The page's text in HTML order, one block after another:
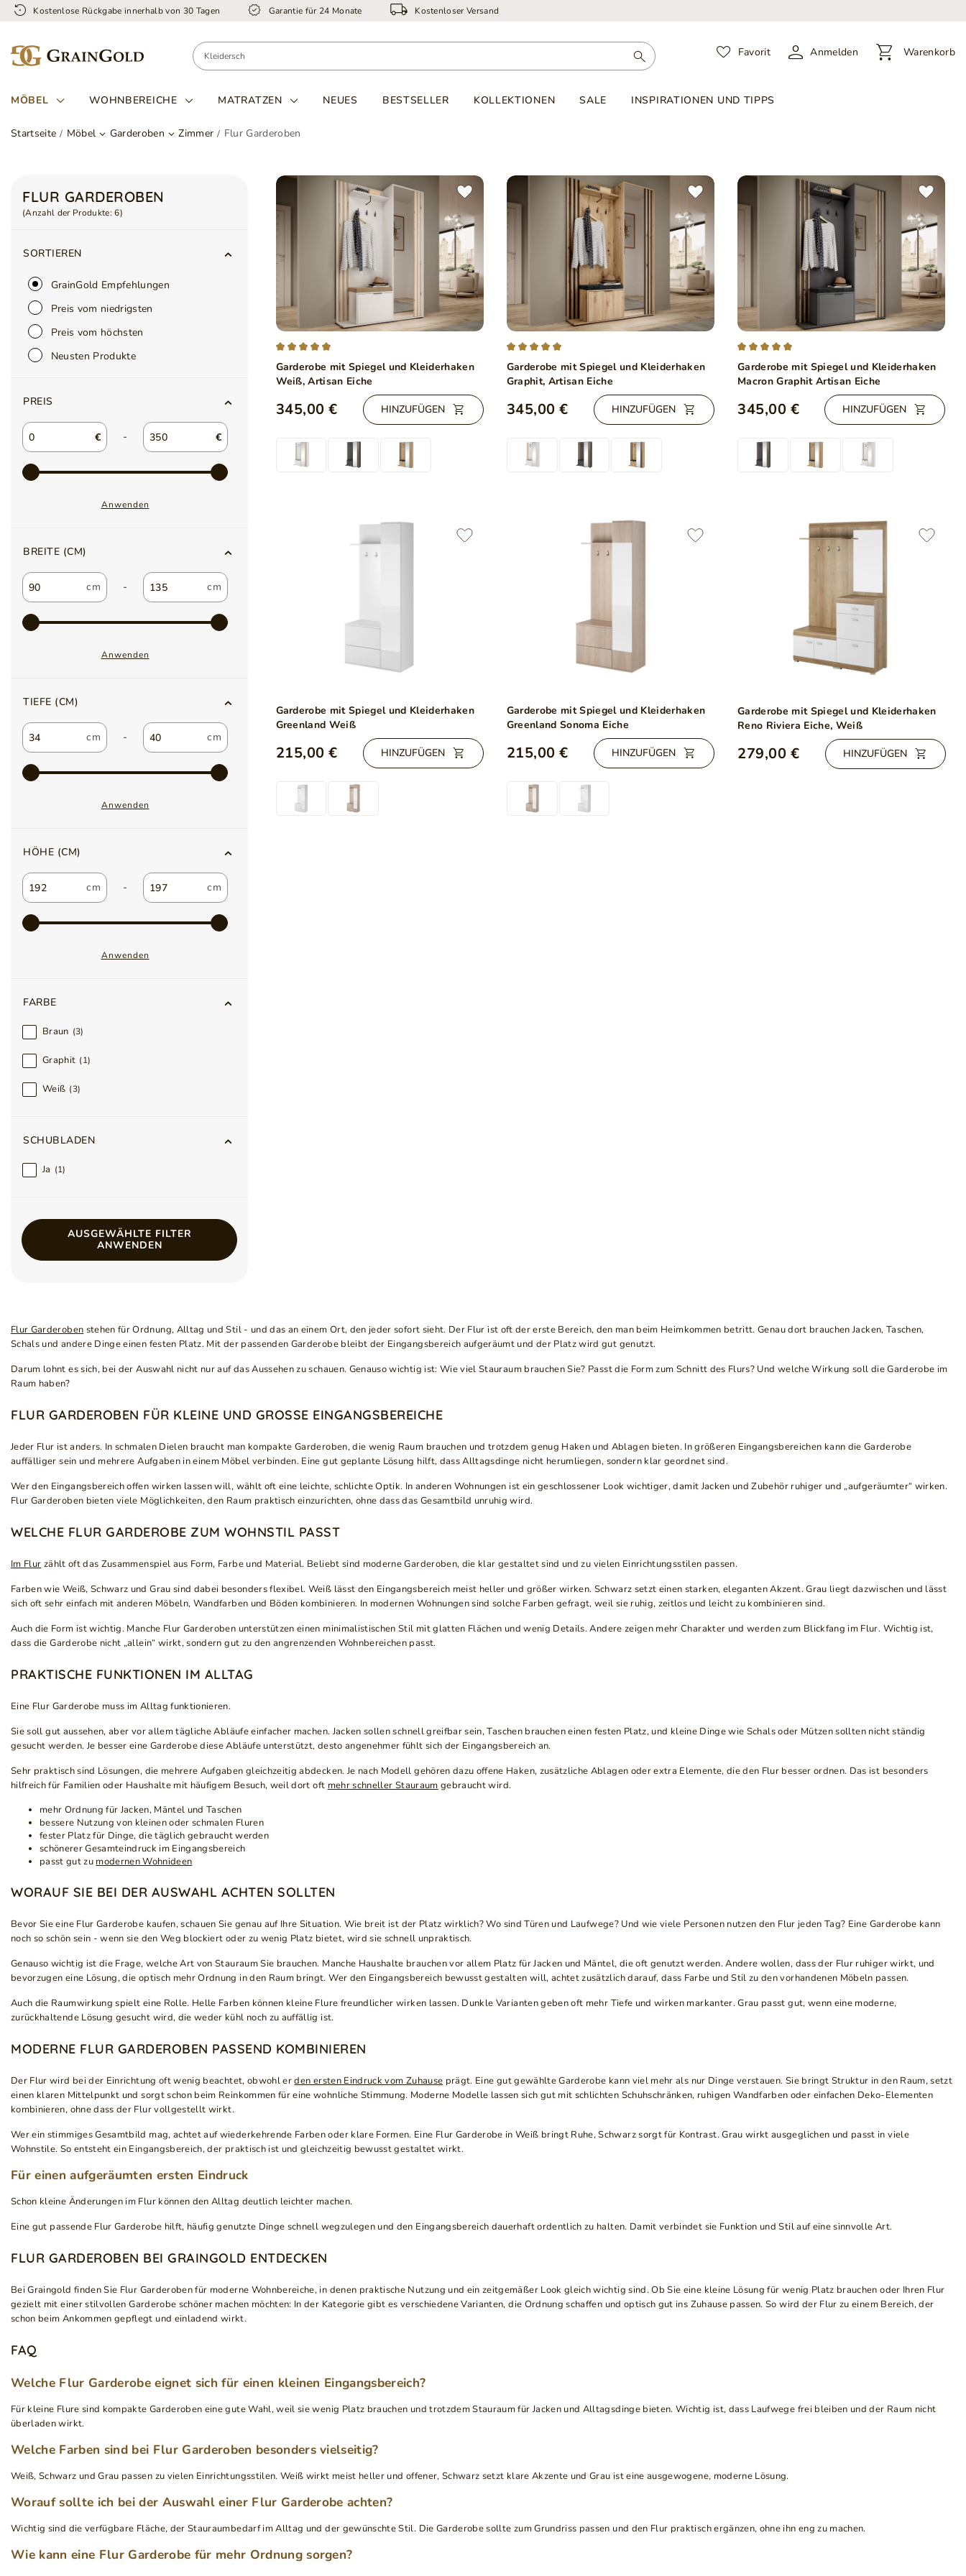
Kostenlose Rückgabe innerhalb von 30 Tagen Garantie für 24 Monate Kostenloser Versand
Favorit Anmelden Warenkorb
MÖBEL WOHNBEREICHE MATRATZEN NEUES BESTSELLER KOLLEKTIONEN SALE INSPIRATIONEN UND TIPPS
Startseite Möbel Garderoben Zimmer Flur Garderoben
FLUR GARDEROBEN
(Anzahl der Produkte:6)
SORTIEREN
GrainGold Empfehlungen
Preis vom niedrigsten
Preis vom höchsten
Neusten Produkte
PREIS
€ - €
Anwenden
BREITE (CM)
-
Anwenden
TIEFE (CM)
-
Anwenden
HÖHE (CM)
-
Anwenden
FARBE
Braun 3
Graphit 1
Weiß 3
SCHUBLADEN
Ja 1
AUSGEWÄHLTE FILTER
ANWENDEN
Garderobe mit Spiegel und Kleiderhaken
Weiß, Artisan Eiche
345,00 € HINZUFÜGEN
Garderobe mit Spiegel und Kleiderhaken
Graphit, Artisan Eiche
345,00 € HINZUFÜGEN
Garderobe mit Spiegel und Kleiderhaken
Macron Graphit Artisan Eiche
345,00 € HINZUFÜGEN
Garderobe mit Spiegel und Kleiderhaken
Greenland Weiß
215,00 € HINZUFÜGEN
Garderobe mit Spiegel und Kleiderhaken
Greenland Sonoma Eiche
215,00 € HINZUFÜGEN
Garderobe mit Spiegel und Kleiderhaken
Reno Riviera Eiche, Weiß
279,00 € HINZUFÜGEN
Flur Garderoben stehen für Ordnung, Alltag und Stil - und das an einem Ort, den jeder sofort sieht. Der Flur ist oft der erste Bereich, den man beim Heimkommen betritt. Genau dort brauchen Jacken, Taschen,
Schals und andere Dinge einen festen Platz. Mit der passenden Garderobe bleibt der Eingangsbereich aufgeräumt und der Platz wird gut genutzt.
Darum lohnt es sich, bei der Auswahl nicht nur auf das Aussehen zu schauen. Genauso wichtig ist: Wie viel Stauraum brauchen Sie? Passt die Form zum Schnitt des Flurs? Und welche Wirkung soll die Garderobe im
Raum haben?
FLUR GARDEROBEN FÜR KLEINE UND GROSSE EINGANGSBEREICHE
Jeder Flur ist anders. In schmalen Dielen braucht man kompakte Garderoben, die wenig Raum brauchen und trotzdem genug Haken und Ablagen bieten. In größeren Eingangsbereichen kann die Garderobe
auffälliger sein und mehrere Aufgaben in einem Möbel verbinden. Eine gut geplante Lösung hilft, dass Alltagsdinge nicht herumliegen, sondern klar geordnet sind.
Wer den Eingangsbereich offen wirken lassen will, wählt oft eine leichte, schlichte Optik. In anderen Wohnungen ist ein geschlossener Look wichtiger, damit Jacken und Zubehör ruhiger und „aufgeräumter“ wirken.
Flur Garderoben bieten viele Möglichkeiten, den Raum praktisch einzurichten, ohne dass das Gesamtbild unruhig wird.
WELCHE FLUR GARDEROBE ZUM WOHNSTIL PASST
Im Flur zählt oft das Zusammenspiel aus Form, Farbe und Material. Beliebt sind moderne Garderoben, die klar gestaltet sind und zu vielen Einrichtungsstilen passen.
Farben wie Weiß, Schwarz und Grau sind dabei besonders flexibel. Weiß lässt den Eingangsbereich meist heller und größer wirken. Schwarz setzt einen starken, eleganten Akzent. Grau liegt dazwischen und lässt
sich oft sehr einfach mit anderen Möbeln, Wandfarben und Böden kombinieren. In modernen Wohnungen sind solche Farben gefragt, weil sie ruhig, zeitlos und leicht zu kombinieren sind.
Auch die Form ist wichtig. Manche Flur Garderoben unterstützen einen minimalistischen Stil mit glatten Flächen und wenig Details. Andere zeigen mehr Charakter und werden zum Blickfang im Flur. Wichtig ist,
dass die Garderobe nicht „allein“ wirkt, sondern gut zu den angrenzenden Wohnbereichen passt.
PRAKTISCHE FUNKTIONEN IM ALLTAG
Eine Flur Garderobe muss im Alltag funktionieren.
Sie soll gut aussehen, aber vor allem tägliche Abläufe einfacher machen. Jacken sollen schnell greifbar sein, Taschen brauchen einen festen Platz, und kleine Dinge wie Schals oder Mützen sollten nicht ständig
gesucht werden. Je besser eine Garderobe diese Abläufe unterstützt, desto angenehmer fühlt sich der Eingangsbereich an.
Sehr praktisch sind Lösungen, die mehrere Aufgaben gleichzeitig abdecken. Je nach Modell gehören dazu offene Haken, zusätzliche Ablagen oder extra Elemente, die den Flur besser ordnen. Das ist besonders
hilfreich für Familien oder Haushalte mit häufigem Besuch, weil dort oft mehr schneller Stauraum gebraucht wird.
mehr Ordnung für Jacken, Mäntel und Taschen
bessere Nutzung von kleinen oder schmalen Fluren
fester Platz für Dinge, die täglich gebraucht werden
schönerer Gesamteindruck im Eingangsbereich
passt gut zu modernen Wohnideen
WORAUF SIE BEI DER AUSWAHL ACHTEN SOLLTEN
Bevor Sie eine Flur Garderobe kaufen, schauen Sie genau auf Ihre Situation. Wie breit ist der Platz wirklich? Wo sind Türen und Laufwege? Und wie viele Personen nutzen den Flur jeden Tag? Eine Garderobe kann
noch so schön sein - wenn sie den Weg blockiert oder zu wenig Platz bietet, wird sie schnell unpraktisch.
Genauso wichtig ist die Frage, welche Art von Stauraum Sie brauchen. Manche Haushalte brauchen vor allem Platz für Jacken und Mäntel, die oft genutzt werden. Andere wollen, dass der Flur ruhiger wirkt, und
bevorzugen eine Lösung, die optisch mehr Ordnung in den Raum bringt. Wer den Eingangsbereich bewusst gestalten will, achtet zusätzlich darauf, dass Farbe und Stil zu den vorhandenen Möbeln passen.
Auch die Raumwirkung spielt eine Rolle. Helle Farben können kleine Flure freundlicher wirken lassen. Dunkle Varianten geben oft mehr Tiefe und wirken markanter. Grau passt gut, wenn eine moderne,
zurückhaltende Lösung gesucht wird, die weder kühl noch zu auffällig ist.
MODERNE FLUR GARDEROBEN PASSEND KOMBINIEREN
Der Flur wird bei der Einrichtung oft wenig beachtet, obwohl erden ersten Eindruck vom Zuhause prägt. Eine gut gewählte Garderobe kann viel mehr als nur Dinge verstauen. Sie bringt Struktur in den Raum, setzt
einen klaren Mittelpunkt und sorgt schon beim Reinkommen für eine wohnliche Stimmung. Moderne Modelle lassen sich gut mit schlichten Schuhschränken, ruhigen Wandfarben oder einfachen Deko-Elementen
kombinieren, ohne dass der Flur vollgestellt wirkt.
Wer ein stimmiges Gesamtbild mag, achtet auf wiederkehrende Farben oder klare Formen. Eine Flur Garderobe in Weiß bringt Ruhe, Schwarz sorgt für Kontrast. Grau wirkt ausgeglichen und passt in viele
Wohnstile. So entsteht ein Eingangsbereich, der praktisch ist und gleichzeitig bewusst gestaltet wirkt.
Für einen aufgeräumten ersten Eindruck
Schon kleine Änderungen im Flur können den Alltag deutlich leichter machen.
Eine gut passende Flur Garderobe hilft, häufig genutzte Dinge schnell wegzulegen und den Eingangsbereich dauerhaft ordentlich zu halten. Damit verbindet sie Funktion und Stil auf eine sinnvolle Art.
FLUR GARDEROBEN BEI GRAINGOLD ENTDECKEN
Bei Graingold finden Sie Flur Garderoben für moderne Wohnbereiche, in denen praktische Nutzung und ein zeitgemäßer Look gleich wichtig sind. Ob Sie eine kleine Lösung für wenig Platz brauchen oder Ihren Flur
gezielt mit einer stilvollen Garderobe schöner machen möchten: In der Kategorie gibt es verschiedene Varianten, die Ordnung schaffen und optisch gut ins Zuhause passen. So wird der Flur zu einem Bereich, der
schon beim Ankommen gepflegt und einladend wirkt.
FAQ
Welche Flur Garderobe eignet sich für einen kleinen Eingangsbereich?
Für kleine Flure sind kompakte Garderoben eine gute Wahl, weil sie wenig Platz brauchen und trotzdem Stauraum für Jacken und Alltagsdinge bieten. Wichtig ist, dass Laufwege frei bleiben und der Raum nicht
überladen wirkt.
Welche Farben sind bei Flur Garderoben besonders vielseitig?
Weiß, Schwarz und Grau passen zu vielen Einrichtungsstilen. Weiß wirkt meist heller und offener, Schwarz setzt klare Akzente und Grau ist eine ausgewogene, moderne Lösung.
Worauf sollte ich bei der Auswahl einer Flur Garderobe achten?
Wichtig sind die verfügbare Fläche, der Stauraumbedarf im Alltag und der gewünschte Stil. Die Garderobe sollte zum Grundriss passen und den Flur praktisch ergänzen, ohne ihn eng zu machen.
Wie kann eine Flur Garderobe für mehr Ordnung sorgen?